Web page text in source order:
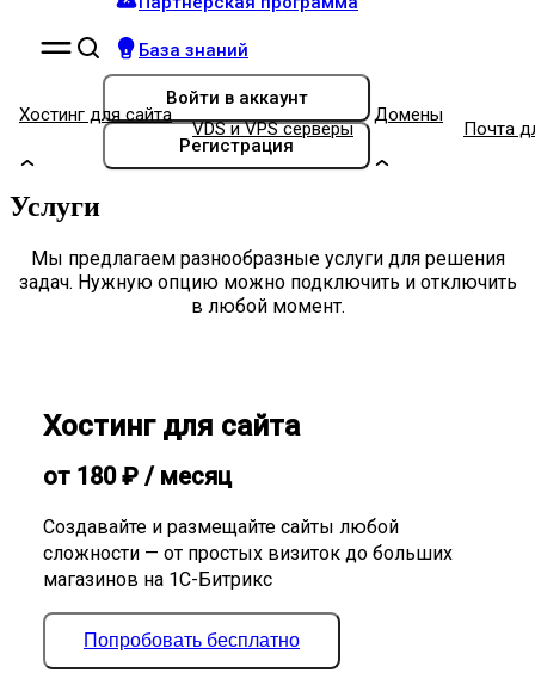
База знаний
Войти в аккаунт
Регистрация
Хостинг для сайта
VDS и VPS серверы
Домены
Почта
Услуги
Мы предлагаем разнообразные услуги для решения
задач. Нужную опцию можно подключить и отключить
в любой момент.
Хостинг для сайта
от 180₽ / месяц
Создавайте и размещайте сайты любой
сложности — от простых визиток до больших
магазинов на 1С-Битрикс
Попробовать бесплатно